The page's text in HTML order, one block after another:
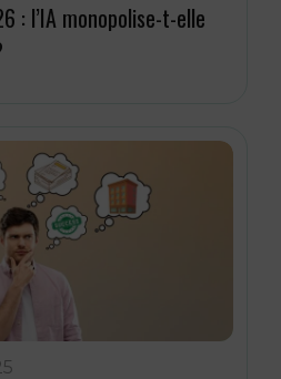
: l’IA monopolise-t-elle